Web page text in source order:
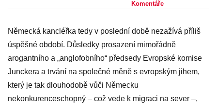
krize: Do Turecka
stovky lidí
Komentáře
Německá kancléřka tedy v poslední době nezažívá příliš
úspěšné období. Důsledky prosazení mimořádně
arogantního a „anglofobního“ předsedy Evropské komise
Junckera a trvání na společné měně s evropským jihem,
který je tak dlouhodobě vůči Německu
nekonkurenceschopný – což vede k migraci na sever –,